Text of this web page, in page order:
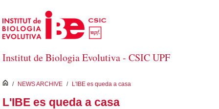
Salta al contingut principal
Institut de Biologia Evolutiva - CSIC UPF
inici
/ NEWS ARCHIVE / L'IBE es queda a casa
L'IBE es queda a casa